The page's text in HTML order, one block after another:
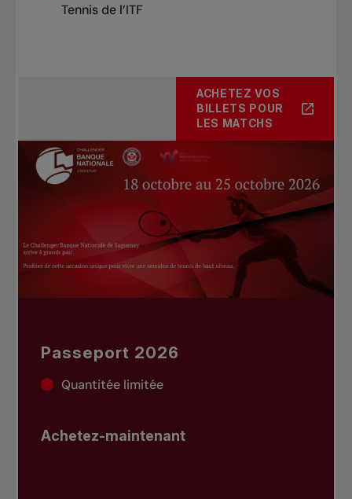
Tennis de l’ITF
ACHETEZ VOS
BILLETS POUR
LES MATCHS
Passeport 2026
Quantitée limitée
Achetez-maintenant